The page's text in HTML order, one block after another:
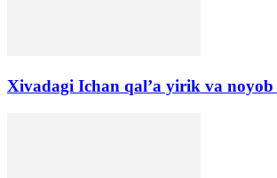
Xivadagi Ichan qal’a yirik va